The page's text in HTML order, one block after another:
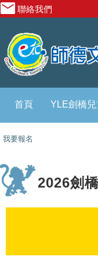
聯絡我們
首頁 YLE劍橋
我要報名
2026劍